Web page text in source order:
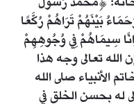
بَيْنَهُمْ تَرَاهُمْ رُكَّعًا
سِيمَاهُمْ فِي وُجُوهِهِمْ
[الفتح: 29]. بل إن الله تعالى وجه هذا
الأنبياء صلى الله
له بحسن الخلق في